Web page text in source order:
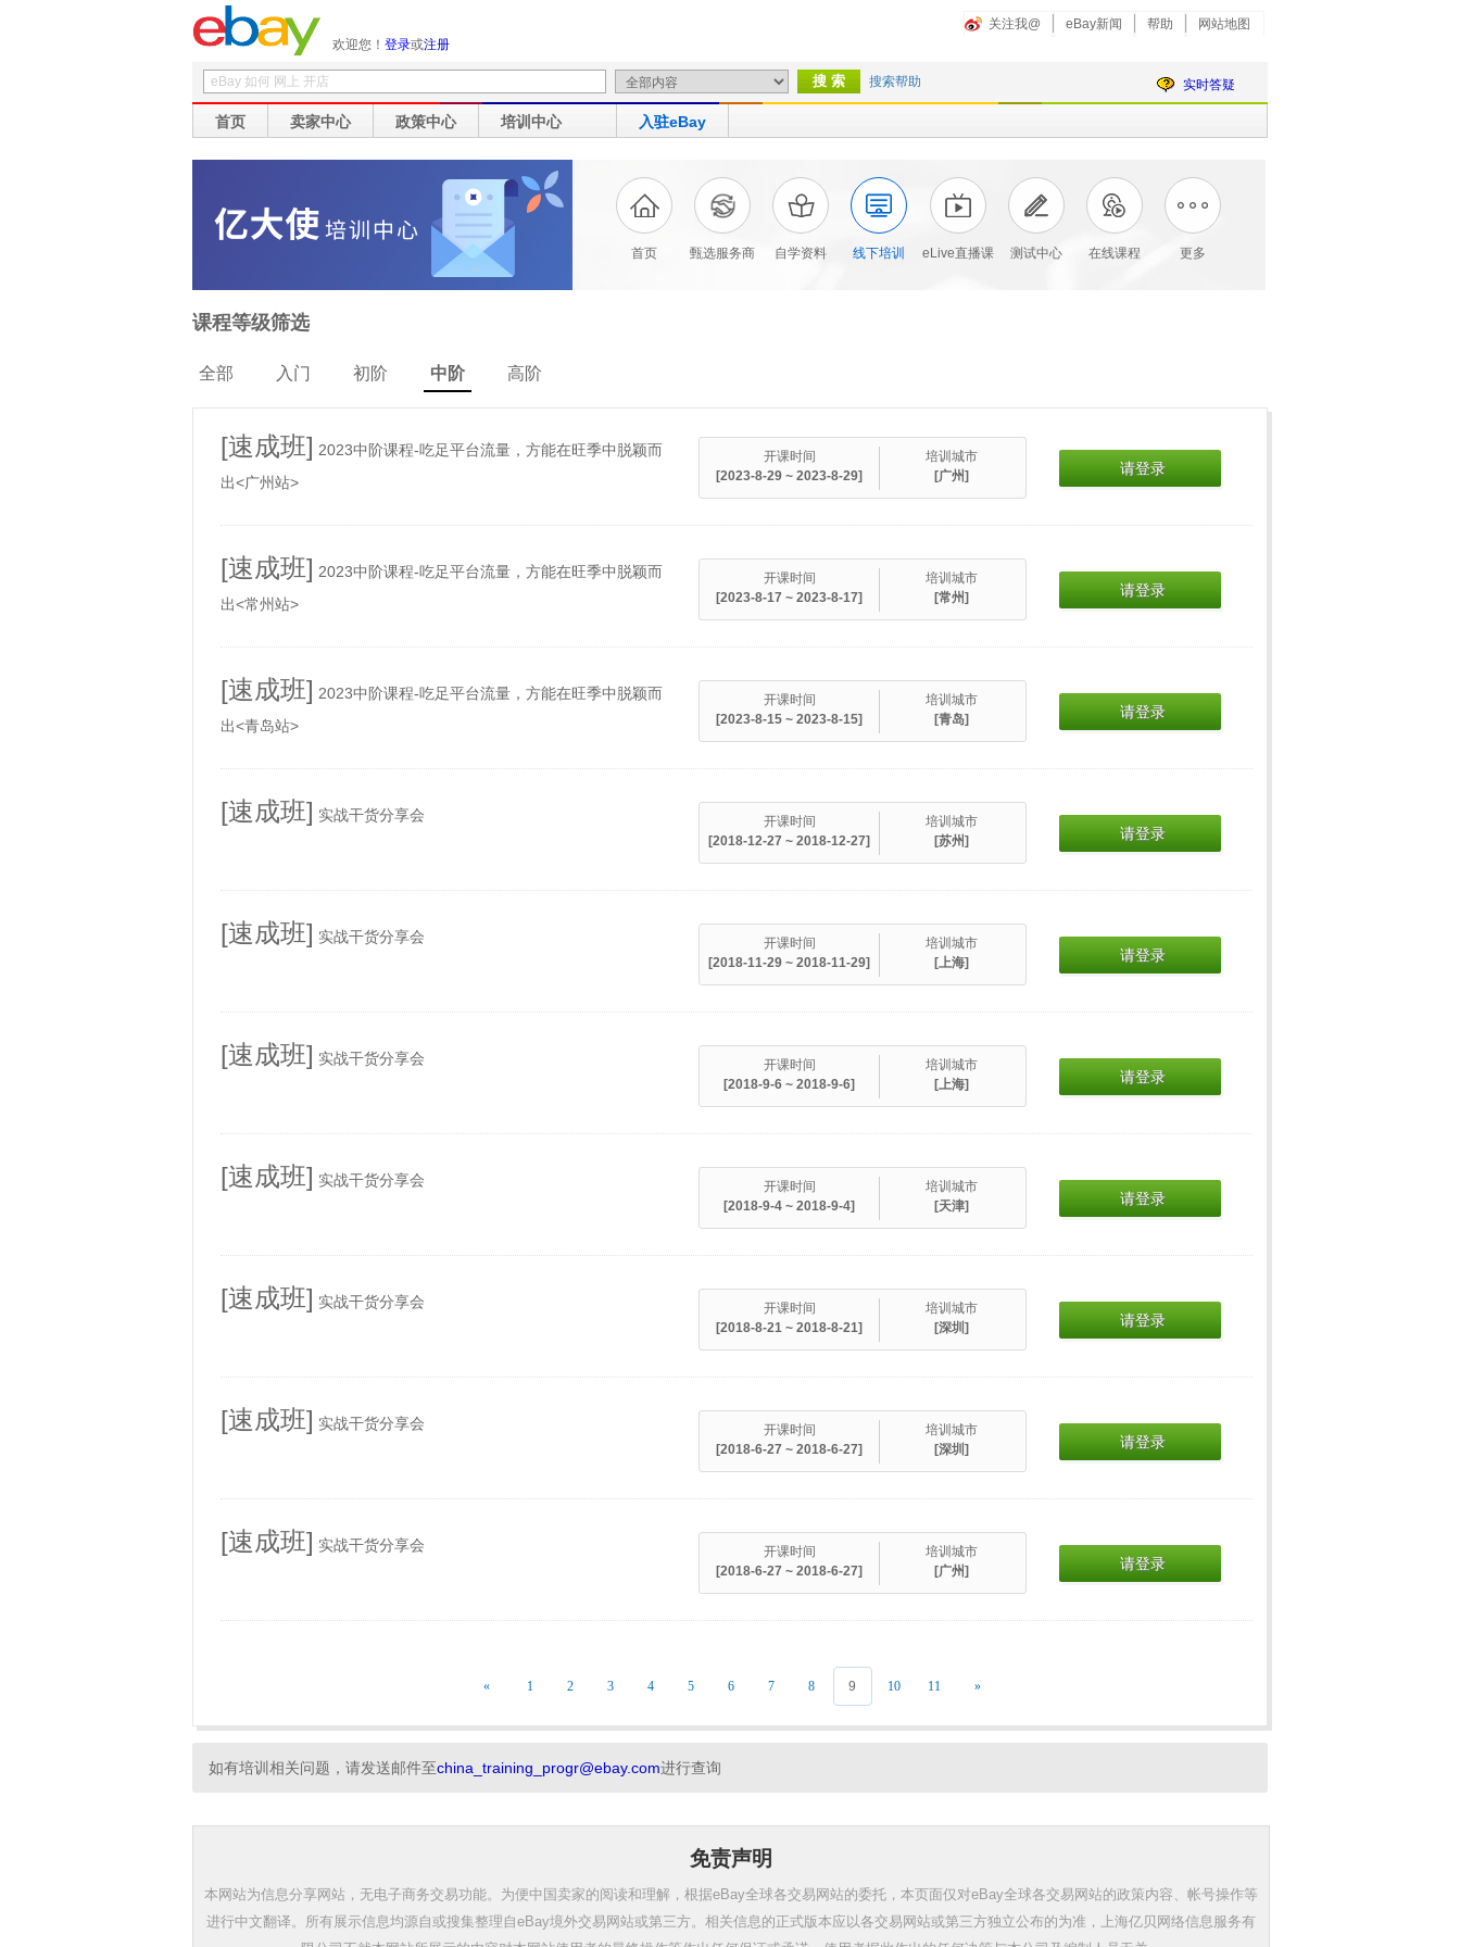
欢迎您！ 登录或注册
关注我@ eBay新闻 帮助 网站地图
搜索帮助 实时答疑
首页 卖家中心 政策中心 培训中心 入驻eBay
首页 甄选服务商 自学资料 线下培训 eLive直播课 测试中心 在线课程 更多
课程等级筛选
全部 入门 初阶 中阶 高阶
[速成班] 2023中阶课程-吃足平台流量，方能在旺季中脱颖而
出<广州站>
开课时间
[2023-8-29 ~ 2023-8-29]
培训城市
[广州]
请登录
[速成班] 2023中阶课程-吃足平台流量，方能在旺季中脱颖而
出<常州站>
开课时间
[2023-8-17 ~ 2023-8-17]
培训城市
[常州]
请登录
[速成班] 2023中阶课程-吃足平台流量，方能在旺季中脱颖而
出<青岛站>
开课时间
[2023-8-15 ~ 2023-8-15]
培训城市
[青岛]
请登录
[速成班] 实战干货分享会
开课时间
[2018-12-27 ~ 2018-12-27]
培训城市
[苏州]
请登录
[速成班] 实战干货分享会
开课时间
[2018-11-29 ~ 2018-11-29]
培训城市
[上海]
请登录
[速成班] 实战干货分享会
开课时间
[2018-9-6 ~ 2018-9-6]
培训城市
[上海]
请登录
[速成班] 实战干货分享会
开课时间
[2018-9-4 ~ 2018-9-4]
培训城市
[天津]
请登录
[速成班] 实战干货分享会
开课时间
[2018-8-21 ~ 2018-8-21]
培训城市
[深圳]
请登录
[速成班] 实战干货分享会
开课时间
[2018-6-27 ~ 2018-6-27]
培训城市
[深圳]
请登录
[速成班] 实战干货分享会
开课时间
[2018-6-27 ~ 2018-6-27]
培训城市
[广州]
请登录
« 1 2 3 4 5 6 7 8 9 10 11 »
如有培训相关问题，请发送邮件至china_training_progr@ebay.com进行查询
免责声明
本网站为信息分享网站，无电子商务交易功能。为便中国卖家的阅读和理解，根据eBay全球各交易网站的委托，本页面仅对eBay全球各交易网站的政策内容、帐号操作等
进行中文翻译。所有展示信息均源自或搜集整理自eBay境外交易网站或第三方。相关信息的正式版本应以各交易网站或第三方独立公布的为准，上海亿贝网络信息服务有